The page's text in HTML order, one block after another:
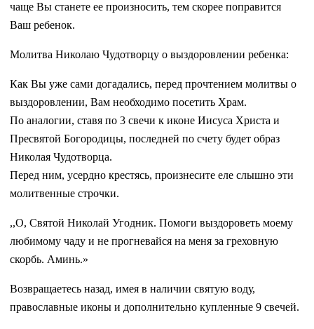
чаще Вы станете ее произносить, тем скорее поправится
Ваш ребенок.
Молитва Николаю Чудотворцу о выздоровлении ребенка:
Как Вы уже сами догадались, перед прочтением молитвы о
выздоровлении, Вам необходимо посетить Храм.
По аналогии, ставя по 3 свечи к иконе Иисуса Христа и
Пресвятой Богородицы, последней по счету будет образ
Николая Чудотворца.
Перед ним, усердно крестясь, произнесите еле слышно эти
молитвенные строчки.
,,О, Святой Николай Угодник. Помоги выздороветь моему
любимому чаду и не прогневайся на меня за греховную
скорбь. Аминь.»
Возвращаетесь назад, имея в наличии святую воду,
православные иконы и дополнительно купленные 9 свечей.